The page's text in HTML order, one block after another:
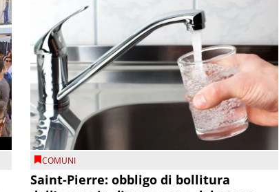
COMUNI
Saint-Pierre: obbligo di bollitura